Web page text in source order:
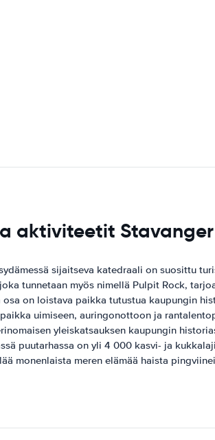
aktiviteetit
sijaitseva katedraali on suosittu
tunnetaan myös nimellä Pulpit Rock,
osa on loistava paikka tutustua kaupungin
uimiseen, auringonottoon ja
yleiskatsauksen kaupungin
puutarhassa on yli 4 000 kasvi- ja
monenlaista meren elämää haista